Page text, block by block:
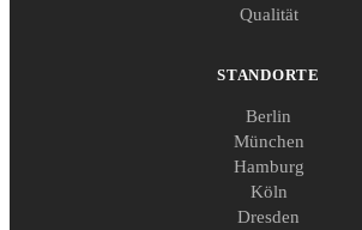
Qualität
STANDORTE
Berlin
München
Hamburg
Köln
Dresden